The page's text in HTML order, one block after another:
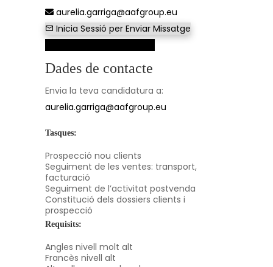
aurelia.garriga@aafgroup.eu
Inicia Sessió per Enviar Missatge
Dades de contacte
Envia la teva candidatura a:
aurelia.garriga@aafgroup.eu
Tasques:
Prospecció nou clients
Seguiment de les ventes: transport,
facturació
Seguiment de l’activitat postvenda
Constitució dels dossiers clients i
prospecció
Requisits:
Angles nivell molt alt
Francès nivell alt